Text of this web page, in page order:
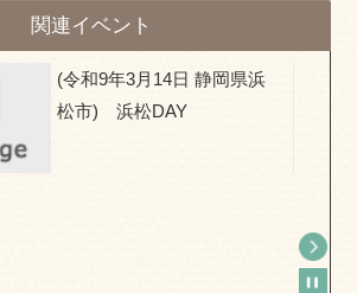
関連イベント
(令和9年3月14日 静岡県浜
松市) 浜松DAY